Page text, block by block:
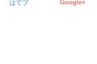
はてブ Google+